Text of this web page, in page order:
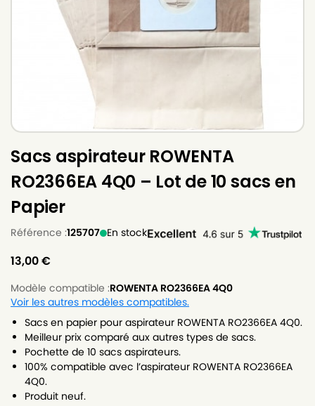
Sacs aspirateur ROWENTA
RO2366EA 4Q0 – Lot de 10 sacs en
Papier
Référence :125707 En stock
13,00€
Modèle compatible :ROWENTA RO2366EA 4Q0
Voir les autres modèles compatibles.
Sacs en papier pour aspirateur ROWENTA RO2366EA 4Q0.
Meilleur prix comparé aux autres types de sacs.
Pochette de 10 sacs aspirateurs.
100% compatible avec l’aspirateur ROWENTA RO2366EA
4Q0.
Produit neuf.